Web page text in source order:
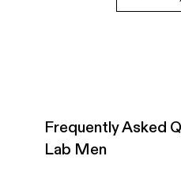
Frequently Asked
Lab Men